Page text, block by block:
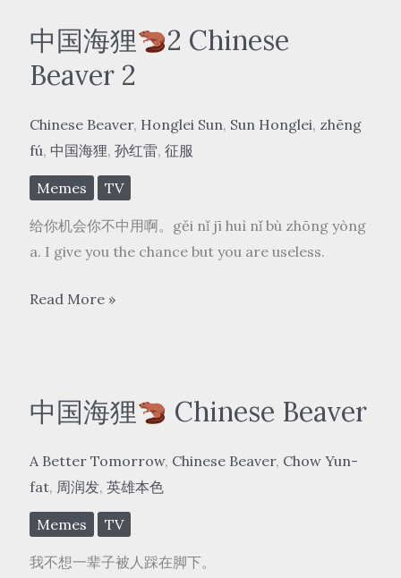
中国海狸
2 Chinese
Beaver 2
Chinese Beaver, Honglei Sun, Sun Honglei, zhēng
fú, 中国海狸, 孙红雷, 征服
Memes TV
给你机会你不中用啊。gěi nǐ jī huì nǐ bù zhōng yòng
a. I give you the chance but you are useless.
中
Chinese
Beaver
Read More »
中国海狸 Chinese Beaver
A Better Tomorrow, Chinese Beaver, Chow Yun-
fat, 周润发, 英雄本色
Memes TV
我不想一辈子被人踩在脚下。